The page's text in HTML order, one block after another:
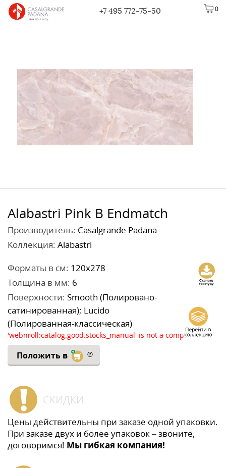
0
+7 495 772-75-50
Alabastri Pink B Endmatch
Производитель: Casalgrande Padana
Коллекция: Alabastri
Форматы в см: 120x278
Толщина в мм: 6
Поверхности: Smooth (Полировано-
сатинированная); Lucido
(Полированная-классическая)
'webnroll:catalog.good.stocks_manual' is not a component
Положить в
СКИДКИ
Цены действительны при заказе одной упаковки.
При заказе двух и более упаковок – звоните,
договоримся! Мы гибкая компания!